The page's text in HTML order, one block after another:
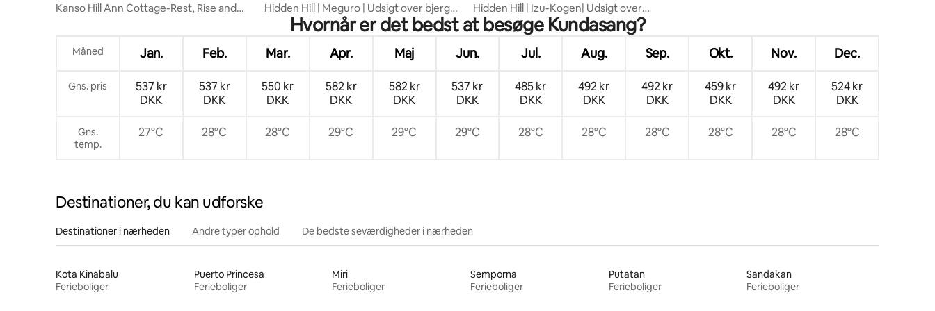
Kanso Hill Ann Cottage-Rest, Rise and
Hidden Hill | Meguro | Udsigt over bjerget
| 5 personer | Morgenmad
Hidden Hill | Izu-Kogen| Udsigt over
bjergene | 2 personer | Morgenmad
Hvornår er det bedst at besøge Kundasang?
Måned Jan. Feb. Mar. Apr. Maj Jun. Jul. Aug. Sep. Okt. Nov. Dec.
Gns. pris
537 kr
DKK
537 kr
DKK
550 kr
DKK
582 kr
DKK
582 kr
DKK
537 kr
DKK
485 kr
DKK
492 kr
DKK
492 kr
DKK
459 kr
DKK
492 kr
DKK
524 kr
DKK
Gns.
temp.
27°C 28°C 28°C 29°C 29°C 29°C 28°C 28°C 28°C 28°C 28°C 28°C
Destinationer, du kan udforske
Destinationer i nærheden Andre typer ophold De bedste seværdigheder i nærheden
Kota Kinabalu
Ferieboliger
Puerto Princesa
Ferieboliger
Miri
Ferieboliger
Semporna
Ferieboliger
Putatan
Ferieboliger
Sandakan
Ferieboliger